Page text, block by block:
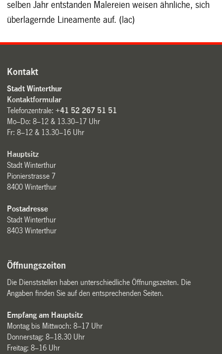
selben Jahr entstanden Malereien weisen ähnliche, sich
überlagernde Lineamente auf. (lac)
Kontakt
Stadt Winterthur
Kontaktformular
Telefonzentrale:+41 52 267 51 51
Mo–Do: 8–12 & 13.30–17 Uhr
Fr: 8–12 & 13.30–16 Uhr
Hauptsitz
Stadt Winterthur
Pionierstrasse 7
8400 Winterthur
Postadresse
Stadt Winterthur
8403 Winterthur
Öffnungszeiten
Die Dienststellen haben unterschiedliche Öffnungszeiten. Die
Angaben finden Sie auf den entsprechenden Seiten.
Empfang am Hauptsitz
Montag bis Mittwoch: 8–17 Uhr
Donnerstag: 8–18.30 Uhr
Freitag: 8–16 Uhr